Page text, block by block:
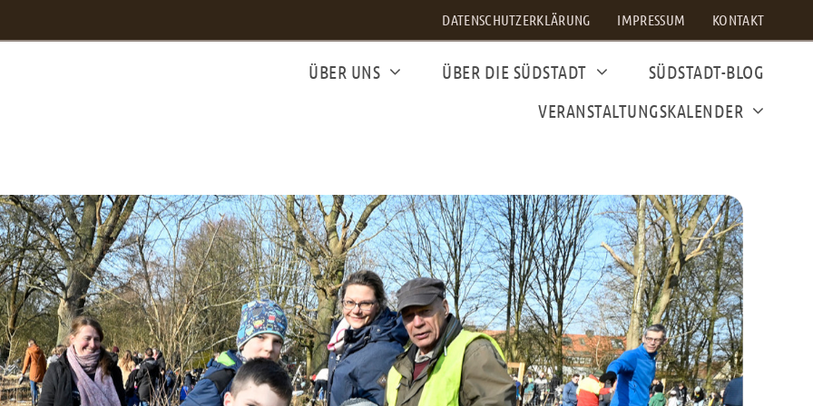
DATENSCHUTZERKLÄRUNG IMPRESSUM KONTAKT
ÜBER UNS ÜBER DIE SÜDSTADT
SÜDSTADT-BLOG
VERANSTALTUNGSKALENDER